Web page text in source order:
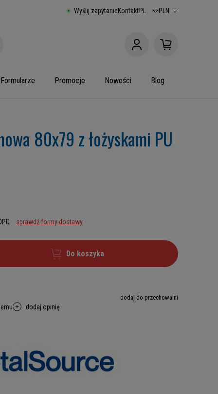
Wyślij zapytanieKontaktPL PLN
Formularze Promocje Nowości Blog
80x79 z łożyskami PU
sprawdź formy dostawy
Do koszyka
dodaj do przechowalni
dodaj opinię